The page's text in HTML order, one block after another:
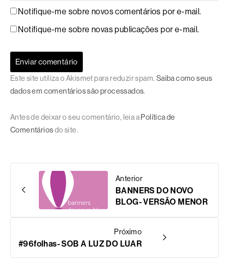
Notifique-me sobre novos comentários por e-mail.
Notifique-me sobre novas publicações por e-mail.
Este site utiliza o Akismet para reduzir spam. Saiba como seus
dados em comentários são processados.
Antes de deixar o seu comentário, leia a Política de
Comentáriosdo site.
Anterior
BANNERS DO NOVO
BLOG- VERSÃO MENOR
Próximo
#96folhas- SOB A LUZ DO LUAR